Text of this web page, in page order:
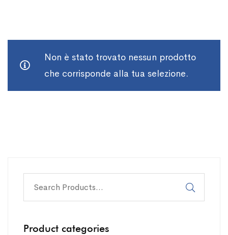
Non è stato trovato nessun prodotto
che corrisponde alla tua selezione.
Product categories